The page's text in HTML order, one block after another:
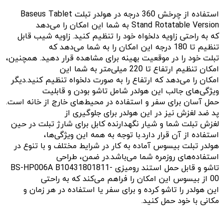
استفاده از چرخش 360 درجه در هولدر تبلت Baseus Tablet
Stand Rotatable Version به شما این امکان را می‌دهد
که به راحتی زاویه دلخواه خود را تنظیم کنید. زاویه شیب قابل
تنظیم تا 180 درجه این امکان را به شما می‌دهد که
تبلت خود را در موقعیت بهینه برای مشاهده قرار دهید. همچنین،
امکان تنظیم ارتفاع تا 220 میلی‌متر به شما این
امکان را می‌دهد که ارتفاع را به صورت دلخواه تنظیم کنید.دیگر
ویژگی‌های جالب این هولدر شامل تاشو بودن و قابلیت
حمل آسان برای سفر و استفاده در محیط‌های خارج از خانه است.
پد ضد لغزش نیز در این هولدر برای جلوگیری از
لغزش تبلت شما و شیار نگهدارنده کابل برای شارژ تبلت در حین
استفاده از آن قرار دارد.با توجه به همه این ویژگی‌ها،
هولدر تبلت بیسوس آماده به کار در شرایط مختلف و با تنوع در
استفاده‌های روزمره شما می‌باشد.در ضمن، طراحی
تاشو و قابل حمل استند رومیزی BS-HP006A B10431801811-
00 از بیسوس این امکان را فراهم می‌کند که به راحتی
این هولدر را تاشو کرده و برای سفر یا استفاده در هر زمان و
مکانی با خود حمل کنید.